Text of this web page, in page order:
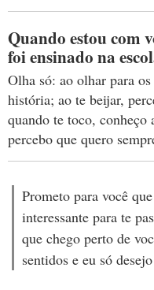
Quando estou com
foi ensinado na
Olha só: ao olhar para
história; ao te beijar,
quando te toco, conheço
percebo que quero
Prometo para você
interessante para te
que chego perto de
sentidos e eu só